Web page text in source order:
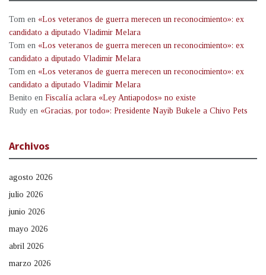
Tom en «Los veteranos de guerra merecen un reconocimiento»: ex
candidato a diputado Vladimir Melara
Tom en «Los veteranos de guerra merecen un reconocimiento»: ex
candidato a diputado Vladimir Melara
Tom en «Los veteranos de guerra merecen un reconocimiento»: ex
candidato a diputado Vladimir Melara
Benito en Fiscalía aclara «Ley Antiapodos» no existe
Rudy en «Gracias, por todo»: Presidente Nayib Bukele a Chivo Pets
Archivos
agosto 2026
julio 2026
junio 2026
mayo 2026
abril 2026
marzo 2026